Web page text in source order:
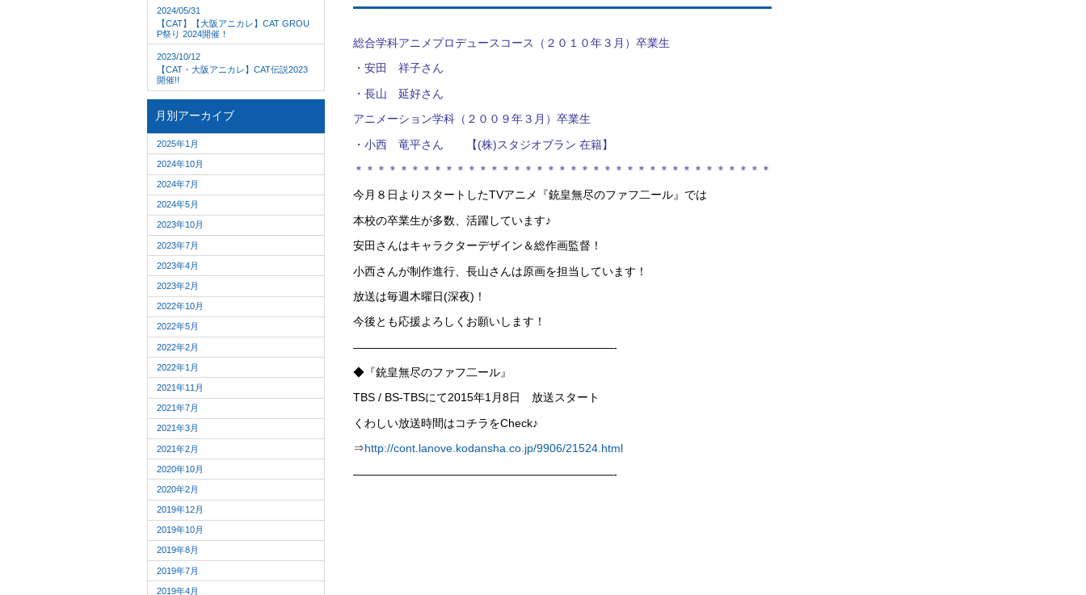
総合学科アニメプロデュースコース（２０１０年３月）卒業生
・安田 祥子さん
・長山 延好さん
アニメーション学科（２００９年３月）卒業生
・小西 竜平さん 【(株)スタジオブラン 在籍】
＊＊＊＊＊＊＊＊＊＊＊＊＊＊＊＊＊＊＊＊＊＊＊＊＊＊＊＊＊＊＊＊＊＊＊＊＊
今月８日よりスタートしたTVアニメ『銃皇無尽のファフ二ール』では
本校の卒業生が多数、活躍しています♪
安田さんはキャラクターデザイン＆総作画監督！
小西さんが制作進行、長山さんは原画を担当しています！
放送は毎週木曜日(深夜)！
今後とも応援よろしくお願いします！
———————————————————————-
◆ 『銃皇無尽のファフ二ール』
TBS / BS-TBSにて2015年1月8日 放送スタート
くわしい放送時間はコチラをCheck♪
⇒http://cont.lanove.kodansha.co.jp/9906/21524.html
———————————————————————-
2024/05/31
【CAT】【大阪アニカレ】CAT GROU
P祭り 2024開催！
2023/10/12
【CAT・大阪アニカレ】CAT伝説2023
開催!!
月別アーカイブ
2025年1月
2024年10月
2024年7月
2024年5月
2023年10月
2023年7月
2023年4月
2023年2月
2022年10月
2022年5月
2022年2月
2022年1月
2021年11月
2021年7月
2021年3月
2021年2月
2020年10月
2020年2月
2019年12月
2019年10月
2019年8月
2019年7月
2019年4月